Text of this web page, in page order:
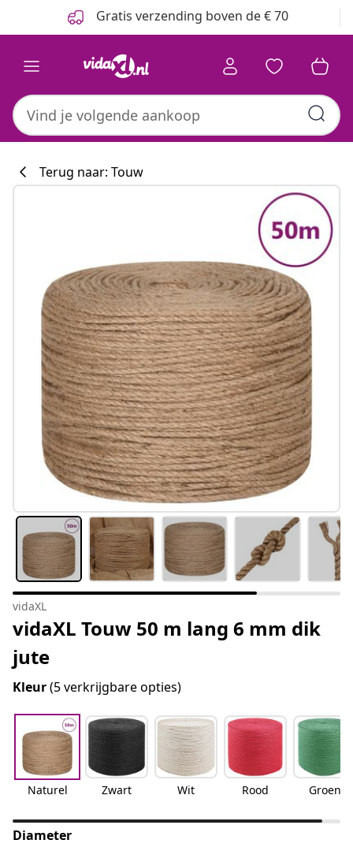
Gratis verzending boven de € 70
Terug naar: Touw
vidaXL
vidaXL Touw 50 m lang 6 mm dik
jute
Kleur(5 verkrijgbare opties)
Naturel Zwart Wit Rood Groen
Diameter